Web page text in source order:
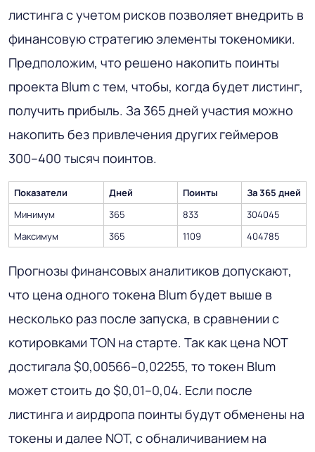
листинга с учетом рисков позволяет внедрить в
финансовую стратегию элементы токеномики.
Предположим, что решено накопить поинты
проекта Blum с тем, чтобы, когда будет листинг,
получить прибыль. За 365 дней участия можно
накопить без привлечения других геймеров
300–400 тысяч поинтов.
Показатели Дней Поинты
За 365 дней
Минимум
365 833
304045
Максимум
365 1109 404785
Прогнозы финансовых аналитиков допускают,
что цена одного токена Blum будет выше в
несколько раз после запуска, в сравнении с
котировками TON на старте. Так как цена NOT
достигала $0,00566–0,02255, то токен Blum
может стоить до $0,01–0,04. Если после
листинга и аирдропа поинты будут обменены на
токены и далее NOT, с обналичиванием на